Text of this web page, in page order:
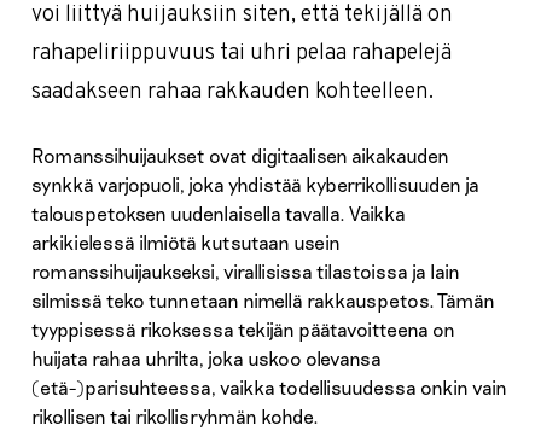
voi liittyä huijauksiin siten, että tekijällä on
rahapeliriippuvuus tai uhri pelaa rahapelejä
saadakseen rahaa rakkauden kohteelleen.
Romanssihuijaukset ovat digitaalisen aikakauden
synkkä varjopuoli, joka yhdistää kyberrikollisuuden ja
talouspetoksen uudenlaisella tavalla. Vaikka
arkikielessä ilmiötä kutsutaan usein
romanssihuijaukseksi, virallisissa tilastoissa ja lain
silmissä teko tunnetaan nimellä rakkauspetos. Tämän
tyyppisessä rikoksessa tekijän päätavoitteena on
huijata rahaa uhrilta, joka uskoo olevansa
(etä-)parisuhteessa, vaikka todellisuudessa onkin vain
rikollisen tai rikollisryhmän kohde.